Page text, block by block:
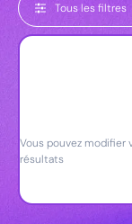
Tous les filtres
Vous pouvez modifier
résultats